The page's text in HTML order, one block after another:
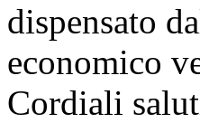
dispensato
economico
Cordiali